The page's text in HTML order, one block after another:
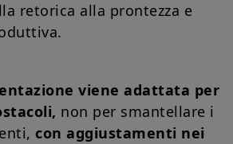
retorica alla prontezza e
viene adattata per
non per smantellare i
con aggiustamenti nei